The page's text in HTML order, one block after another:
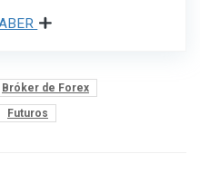
Bróker de Forex
Futuros